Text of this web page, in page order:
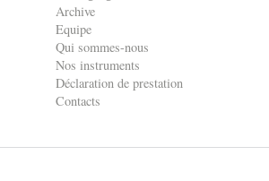
Archive
Equipe
Qui sommes-nous
Nos instruments
Déclaration de prestation
Contacts